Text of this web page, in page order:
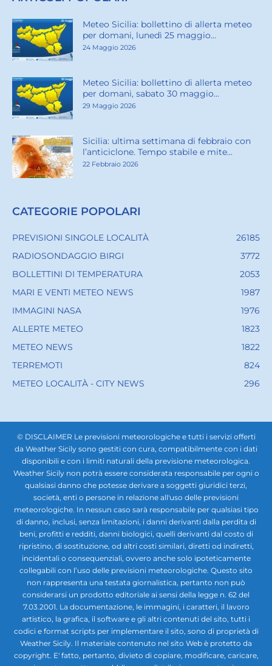
Meteo Sicilia: bollettino di allerta meteo
per domani, lunedì 25 maggio...
24 Maggio 2026
Meteo Sicilia: bollettino di allerta meteo
per domani, sabato 30 maggio...
29 Maggio 2026
Sicilia: ultima settimana di febbraio con
l’anticiclone. Tempo stabile e mite...
22 Febbraio 2026
CATEGORIE POPOLARI
PREVISIONI SINGOLE LOCALITÀ
26185
RADIOSONDAGGIO BIRGI
3772
BOLLETTINI DI TEMPERATURA
2053
MARI E VENTI METEO NEWS
1987
IMMAGINI NASA
1976
ALLERTE METEO
1823
METEO NEWS
1822
TERREMOTI
824
METEO LOCALITÀ - CITY NEWS
296
© DISCLAIMER Le previsioni meteorologiche e tutti i servizi offerti
da Weather Sicily sono gestiti con cura, compatibilmente con i dati
disponibili e con i limiti naturali della previsione meteorologica.
Weather Sicily non potrà essere considerata responsabile per ogni o
qualsiasi danno che potesse derivare a soggetti giuridici terzi,
società, enti o persone in relazione all'uso delle previsioni
meteorologiche. In nessun caso sarà responsabile per qualsiasi tipo
di danno, inclusi, senza limitazioni, i danni derivanti dalla perdita di
beni, profitti e redditi, danni biologici, quelli derivanti dal costo di
ripristino, di sostituzione, od altri costi similari, diretti od indiretti,
incidentali o consequenziali, ovvero anche solo ipoteticamente
collegabili con l’uso delle previsioni meteorologiche. Questo sito
non rappresenta una testata giornalistica, pertanto non può
considerarsi un prodotto editoriale ai sensi della legge n. 62 del
7.03.2001. La documentazione, le immagini, i caratteri, il lavoro
artistico, la grafica, il software e gli altri contenuti del sito, tutti i
codici e format scripts per implementare il sito, sono di proprietà di
Weather Sicily. Il materiale contenuto nel sito Web è protetto da
copyright. E' fatto, pertanto, divieto di copiare, modificare, caricare,